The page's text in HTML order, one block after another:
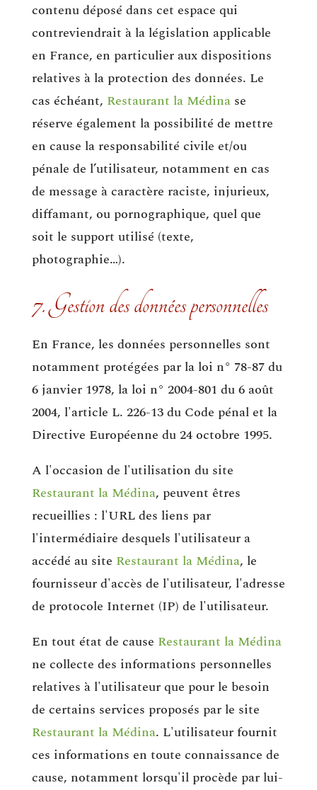
contenu déposé dans cet espace qui
contreviendrait à la législation applicable
en France, en particulier aux dispositions
relatives à la protection des données. Le
cas échéant, Restaurant la Médinase
réserve également la possibilité de mettre
en cause la responsabilité civile et/ou
pénale de l’utilisateur, notamment en cas
de message à caractère raciste, injurieux,
diffamant, ou pornographique, quel que
soit le support utilisé (texte,
photographie…).
7. Gestion des données personnelles
En France, les données personnelles sont
notamment protégées par la loi n° 78-87 du
6 janvier 1978, la loi n° 2004-801 du 6 août
2004, l'article L. 226-13 du Code pénal et la
Directive Européenne du 24 octobre 1995.
A l'occasion de l'utilisation du site
Restaurant la Médina, peuvent êtres
recueillies : l'URL des liens par
l'intermédiaire desquels l'utilisateur a
accédé au site Restaurant la Médina, le
fournisseur d'accès de l'utilisateur, l'adresse
de protocole Internet (IP) de l'utilisateur.
En tout état de cause Restaurant la Médina
ne collecte des informations personnelles
relatives à l'utilisateur que pour le besoin
de certains services proposés par le site
Restaurant la Médina. L'utilisateur fournit
ces informations en toute connaissance de
cause, notamment lorsqu'il procède par lui-